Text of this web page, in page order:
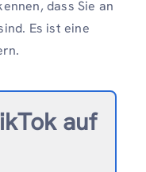
dass Sie an
Es ist eine
auf